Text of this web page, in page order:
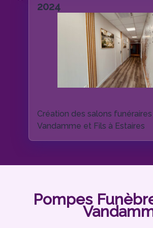
2024
Création des salons
Vandamme et Fils à Estaires
Pompes